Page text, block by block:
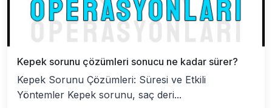
Kepek sorunu çözümleri sonucu ne kadar sürer?
Kepek Sorunu Çözümleri: Süresi ve Etkili
Yöntemler Kepek sorunu, saç deri...